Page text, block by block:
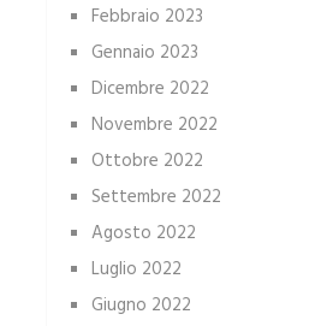
Febbraio 2023
Gennaio 2023
Dicembre 2022
Novembre 2022
Ottobre 2022
Settembre 2022
Agosto 2022
Luglio 2022
Giugno 2022